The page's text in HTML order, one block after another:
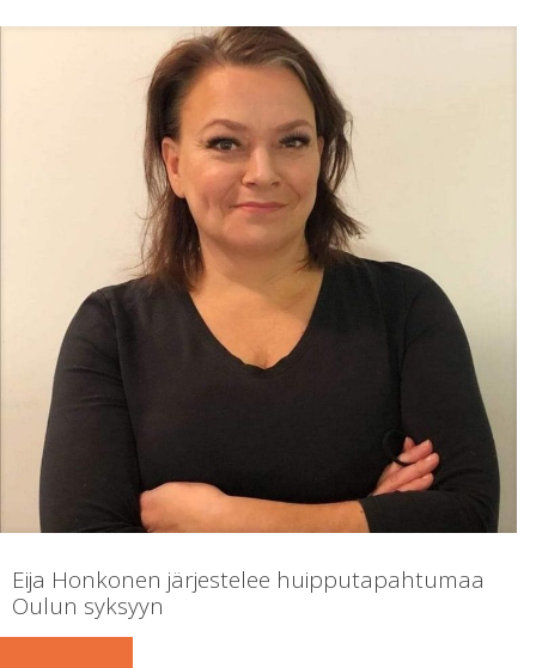
Eija Honkonen järjestelee huipputapahtumaa
Oulun syksyyn